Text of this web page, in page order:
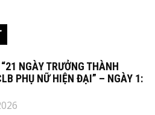
NGÀY TRƯỞNG THÀNH
PHỤ NỮ HIỆN ĐẠI” – NGÀY 1: